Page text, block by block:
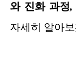
와 진화 과정
자세히 알아